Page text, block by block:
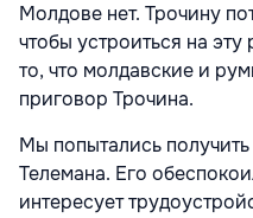
Молдове нет. Трочину
чтобы устроиться на
то, что молдавские и
приговор Трочина.
Мы попытались
Телемана. Его
интересует